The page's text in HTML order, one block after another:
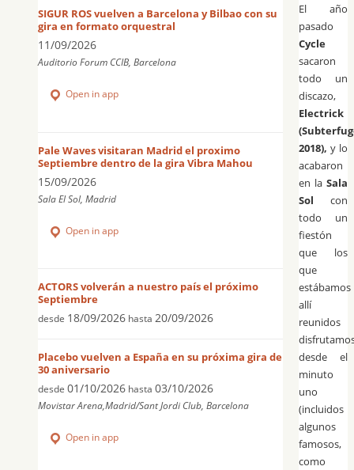
El año
pasado
Cycle
sacaron
todo un
discazo,
Electrick
2018), y lo
acabaron
en la Sala
Sol con
todo un
fiestón
que los
que
estábamos
allí
reunidos
desde el
minuto
uno
(incluidos
algunos
famosos,
como
SIGUR ROS vuelven a Barcelona y Bilbao con su
gira en formato orquestral
11/09/2026
Auditorio Forum CCIB, Barcelona
Open in app
Pale Waves visitaran Madrid el proximo
Septiembre dentro de la gira Vibra Mahou
15/09/2026
Sala El Sol, Madrid
Open in app
ACTORS volverán a nuestro país el próximo
Septiembre
desde 18/09/2026 hasta 20/09/2026
Placebo vuelven a España en su próxima gira de
30 aniversario
desde 01/10/2026 hasta 03/10/2026
Movistar Arena,Madrid/Sant Jordi Club, Barcelona
Open in app